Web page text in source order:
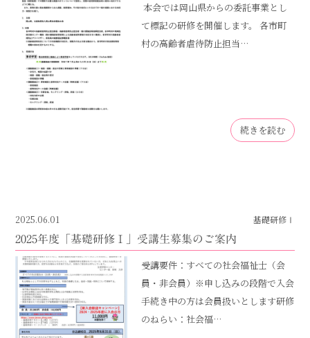
本会では岡山県からの委託事業とし
て標記の研修を開催します。 各市町
村の高齢者虐待防止担当…
続きを読む
2025.06.01 基礎研修Ⅰ
2025年度「基礎研修Ⅰ」受講生募集のご案内
受講要件：すべての社会福祉士（会
員・非会員）※申し込みの段階で入会
手続き中の方は会員扱いとします研修
のねらい：社会福…